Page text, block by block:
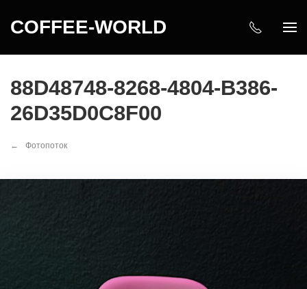
COFFEE-WORLD
88D48748-8268-4804-B386-
26D35D0C8F00
Фотопоток